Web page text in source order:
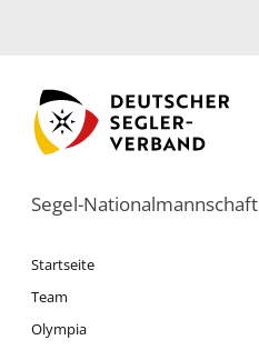
Segel-Nationalmannschaft
Startseite
Team
Olympia